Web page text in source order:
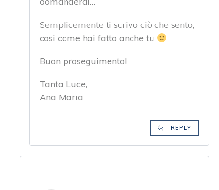
Semplicemente ti scrivo ciò che sento,
cosi come hai fatto anche tu
Buon proseguimento!
Tanta Luce,
Ana Maria
REPLY